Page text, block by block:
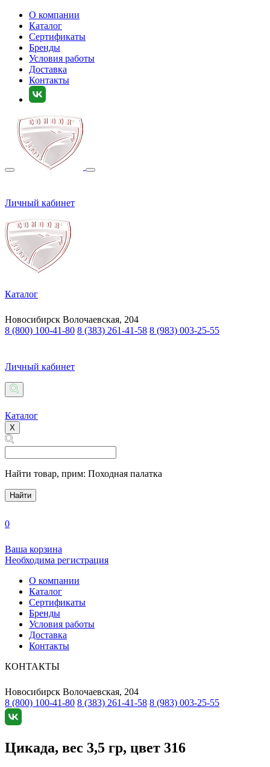
О компании
Каталог
Сертификаты
Бренды
Условия работы
Доставка
Контакты
Личный кабинет
Каталог
Новосибирск Волочаевская, 204
8 (800) 100-41-80 8 (383) 261-41-58 8 (983) 003-25-55
Личный кабинет
Каталог
X
Найти товар, прим: Походная палатка
Найти
0
Ваша корзина
Необходима регистрация
О компании
Каталог
Сертификаты
Бренды
Условия работы
Доставка
Контакты
КОНТАКТЫ
Новосибирск Волочаевская, 204
8 (800) 100-41-80 8 (383) 261-41-58 8 (983) 003-25-55
Цикада, вес 3,5 гр, цвет 316